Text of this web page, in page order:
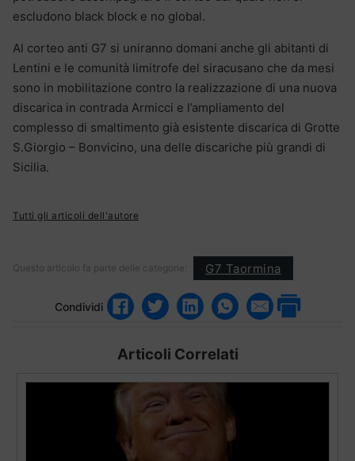
escludono black block e no global.
Al corteo anti G7 si uniranno domani anche gli abitanti di
Lentini e le comunità limitrofe del siracusano che da mesi
sono in mobilitazione contro la realizzazione di una nuova
discarica in contrada Armicci e l’ampliamento del
complesso di smaltimento già esistente discarica di Grotte
S.Giorgio – Bonvicino, una delle discariche più grandi di
Sicilia.
Tutti gli articoli dell'autore
Questo articolo fa parte delle categorie: G7 Taormina
Condividi
Articoli Correlati